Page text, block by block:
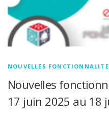
NOUVELLES
Nouvelles
17 juin 2025 au 18